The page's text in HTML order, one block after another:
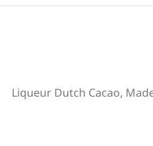
Liqueur Dutch Cacao,